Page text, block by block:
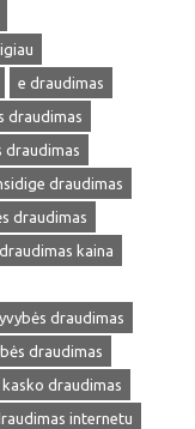
e draudimas
draudimas
draudimas
draudimas
draudimas
kaina
draudimas
draudimas
kasko draudimas
internetu